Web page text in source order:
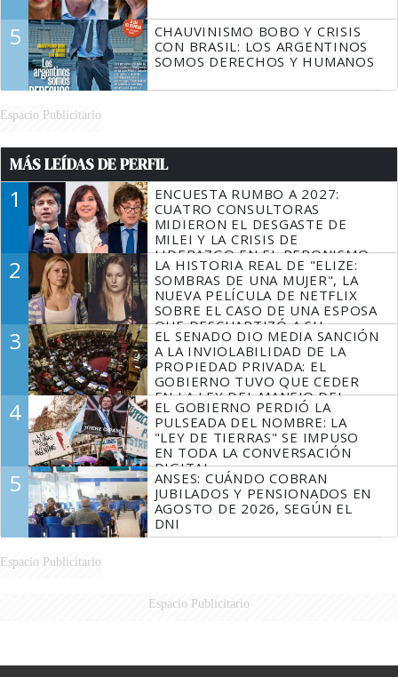
5
CHAUVINISMO BOBO Y CRISIS
CON BRASIL: LOS ARGENTINOS
SOMOS DERECHOS Y HUMANOS
Espacio Publicitario
MÁS LEÍDAS DE PERFIL
1
ENCUESTA RUMBO A 2027:
CUATRO CONSULTORAS
MIDIERON EL DESGASTE DE
MILEI Y LA CRISIS DE
LIDERAZGO EN EL PERONISMO
2
LA HISTORIA REAL DE "ELIZE:
SOMBRAS DE UNA MUJER", LA
NUEVA PELÍCULA DE NETFLIX
SOBRE EL CASO DE UNA ESPOSA
QUE DESCUARTIZÓ A SU
MARIDO
3
EL SENADO DIO MEDIA SANCIÓN
A LA INVIOLABILIDAD DE LA
PROPIEDAD PRIVADA: EL
GOBIERNO TUVO QUE CEDER
EN LA LEY DEL MANEJO DEL
FUEGO
4
EL GOBIERNO PERDIÓ LA
PULSEADA DEL NOMBRE: LA
"LEY DE TIERRAS" SE IMPUSO
EN TODA LA CONVERSACIÓN
DIGITAL
5
ANSES: CUÁNDO COBRAN
JUBILADOS Y PENSIONADOS EN
AGOSTO DE 2026, SEGÚN EL
DNI
Espacio Publicitario
Espacio Publicitario